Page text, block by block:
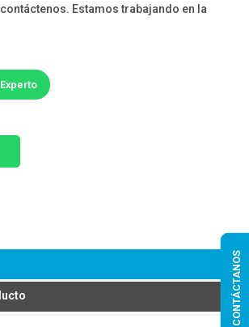
Estamos trabajando en la
CONTÁCTANOS